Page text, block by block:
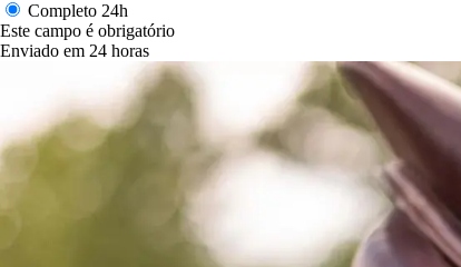
Completo 24h
Este campo é obrigatório
Enviado em 24 horas